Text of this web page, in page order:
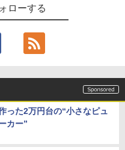
ローする
った2万円台の“小さなピュ
カー”